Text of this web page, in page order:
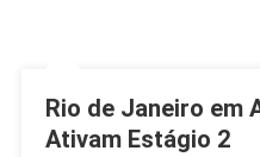
Rio de Janeiro em
Ativam Estágio 2